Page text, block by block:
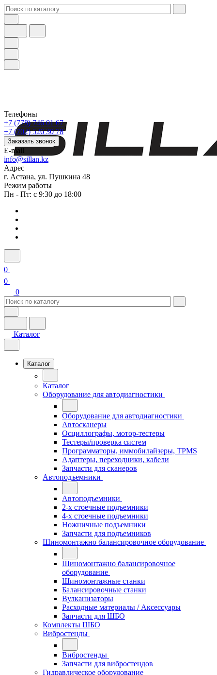
Телефоны
+7 (778) 746 01 67
+7 (702) 526 30 78
Заказать звонок
E-mail
info@sillan.kz
Адрес
г. Астана, ул. Пушкина 48
Режим работы
Пн - Пт: с 9:30 до 18:00
0
0
0
Каталог
Каталог
Каталог
Оборудование для автодиагностики
Оборудование для автодиагностики
Автосканеры
Осциллографы, мотор-тестеры
Тестеры/проверка систем
Программаторы, иммобилайзеры, TPMS
Адаптеры, переходники, кабели
Запчасти для сканеров
Автоподъемники
Автоподъемники
2-х стоечные подъемники
4-х стоечные подъемники
Ножничные подъемники
Запчасти для подъемников
Шиномонтажно балансировочное оборудование
Шиномонтажно балансировочное
оборудование
Шиномонтажные станки
Балансировочные станки
Вулканизаторы
Расходные материалы / Аксессуары
Запчасти для ШБО
Комплекты ШБО
Вибростенды
Вибростенды
Запчасти для вибростендов
Гидравлическое оборудование